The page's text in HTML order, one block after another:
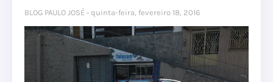
BLOG PAULO JOSÉ quinta-feira, fevereiro 18, 2016